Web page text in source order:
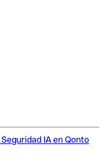
Seguridad IA en Qonto